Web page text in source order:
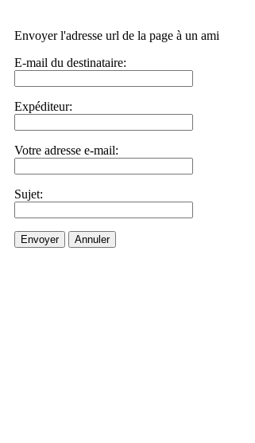
Envoyer l'adresse url de la page à un ami
E-mail du destinataire:
Expéditeur:
Votre adresse e-mail:
Sujet:
Envoyer Annuler